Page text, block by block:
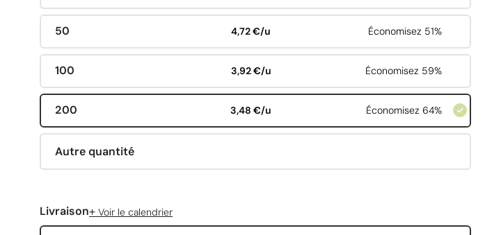
50 4,72 €/u Économisez 51%
100 3,92 €/u Économisez 59%
200 3,48 €/u Économisez 64%
Autre quantité
Livraison+ Voir le calendrier